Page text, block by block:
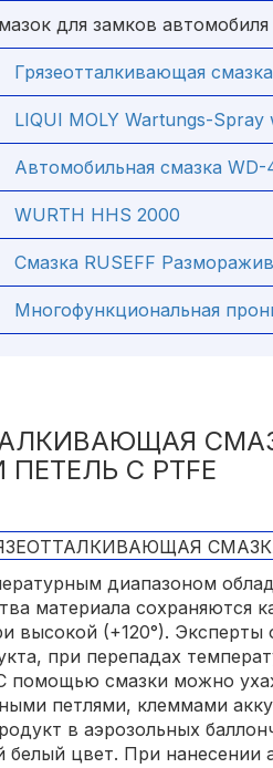
для замков автомобиля
Грязеотталкивающая
LIQUI MOLY Wartungs-Spray
Автомобильная смазка WD-
WURTH HHS 2000
Смазка RUSEFF
Многофункциональная
С PTFE
диапазоном
материала сохраняются
высокой (+120°).
при перепадах
помощью смазки можно
петлями, клеммами
в аэрозольных
белый цвет. При нанесении